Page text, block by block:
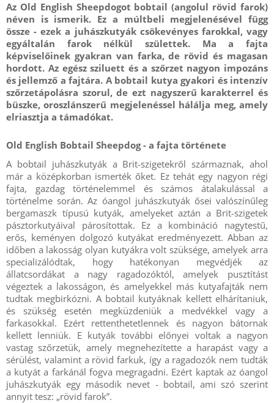
Az Old English Sheepdogot bobtail (angolul rövid farok)
néven is ismerik. Ez a múltbeli megjelenésével függ
össze - ezek a juhászkutyák csökevényes farokkal, vagy
egyáltalán farok nélkül születtek. Ma a fajta
képviselőinek gyakran van farka, de rövid és magasan
hordott. Az egész sziluett és a szőrzet nagyon impozáns
és jellemző a fajtára. A bobtail kutya gyakori és intenzív
szőrzetápolásra szorul, de ezt nagyszerű karakterrel és
büszke, oroszlánszerű megjelenéssel hálálja meg, amely
elriasztja a támadókat.
Old English Bobtail Sheepdog - a fajta története
A bobtail juhászkutyák a Brit-szigetekről származnak, ahol
már a középkorban ismerték őket. Ez tehát egy nagyon régi
fajta, gazdag történelemmel és számos átalakulással a
történelme során. Az óangol juhászkutyák ősei valószínűleg
bergamaszk típusú kutyák, amelyeket aztán a Brit-szigetek
pásztorkutyáival párosítottak. Ez a kombináció nagytestű,
erős, keményen dolgozó kutyákat eredményezett. Abban az
időben a lakosság olyan kutyákra volt szüksége, amelyek arra
specializálódtak, hogy hatékonyan megvédjék az
állatcsordákat a nagy ragadozóktól, amelyek pusztítást
végeztek a lakosságon, és amelyekkel más kutyafajták nem
tudtak megbirkózni. A bobtail kutyáknak kellett elhárítaniuk,
és szükség esetén megküzdeniük a medvékkel vagy a
farkasokkal. Ezért rettenthetetlennek és nagyon bátornak
kellett lenniük. E kutyák további előnyei voltak a nagyon
vastag szőrzetük, amely megnehezítette a harapást vagy a
sérülést, valamint a rövid farkuk, így a ragadozók nem tudták
a kutyát a farkánál fogva megragadni. Ezért kaptak az óangol
juhászkutyák egy második nevet - bobtail, ami szó szerint
annyit tesz: „rövid farok”.